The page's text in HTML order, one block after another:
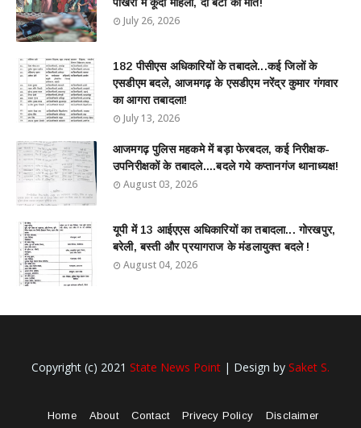
July 26, 2026
182 पीसीएस अधिकारियों के तबादले...कई जिलों के
एसडीएम बदले, आजमगढ़ के एसडीएम नरेंद्र कुमार गंगवार
का आगरा तबादला!
July 13, 2026
आजमगढ़ पुलिस महकमे में बड़ा फेरबदल, कई निरीक्षक-
उपनिरीक्षकों के तबादले....बदले गये कप्तानगंज थानाध्यक्ष!
August 03, 2026
यूपी में 13 आईएएस अधिकारियों का तबादला... गोरखपुर,
बरेली, बस्ती और प्रयागराज के मंडलायुक्त बदले !
August 04, 2026
Copyright (c) 2021 State News Point | Design by Saket S.
Home About Contact Privecy Policy Disclaimer